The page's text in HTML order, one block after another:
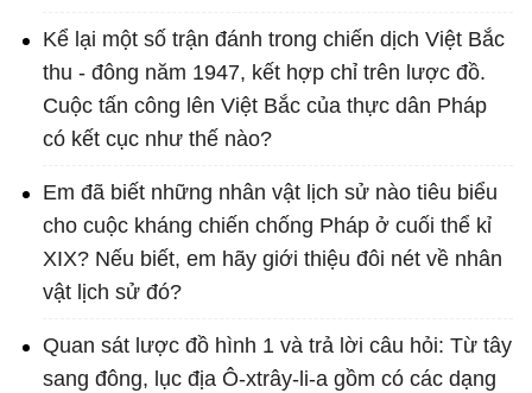
Kể lại một số trận đánh trong chiến dịch Việt Bắc
thu - đông năm 1947, kết hợp chỉ trên lược đồ.
Cuộc tấn công lên Việt Bắc của thực dân Pháp
có kết cục như thế nào?
Em đã biết những nhân vật lịch sử nào tiêu biểu
cho cuộc kháng chiến chống Pháp ở cuối thể kỉ
XIX? Nếu biết, em hãy giới thiệu đôi nét về nhân
vật lịch sử đó?
Quan sát lược đồ hình 1 và trả lời câu hỏi: Từ tây
sang đông, lục địa Ô-xtrây-li-a gồm có các dạng